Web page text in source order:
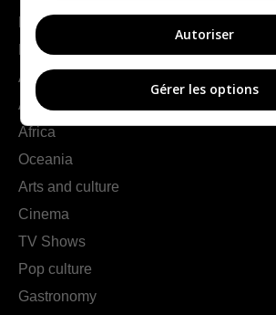
France
Europe
Americas
Asia
Africa
Oceania
Arts and culture
Cinema
TV Shows
Pop culture
Gastronomy
Autoriser
Gérer les options